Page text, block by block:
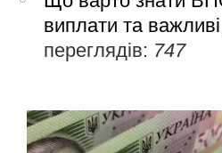
виплати та
переглядів: 747